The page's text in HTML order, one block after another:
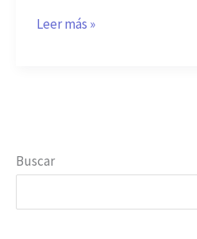
Leer más »
Buscar